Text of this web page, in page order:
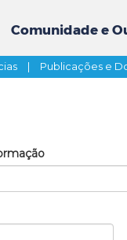
Comunidade e
| Publicações e